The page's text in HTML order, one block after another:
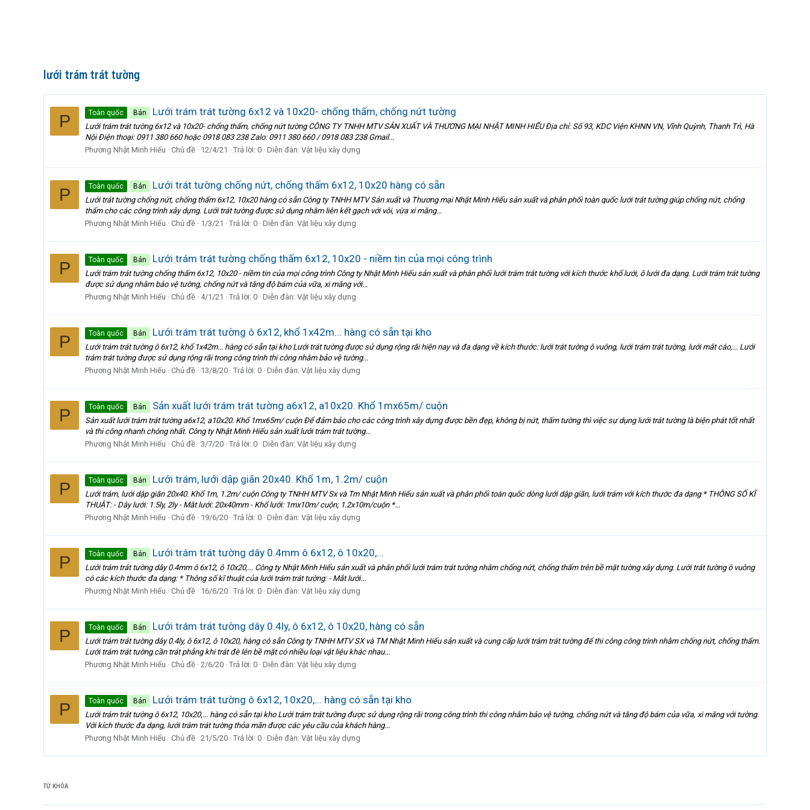
lưới trám trát tường
P Toàn quốc Bán Lưới trám trát tường 6x12 và 10x20- chống thấm, chống nứt tường
Lưới trám trát tường 6x12 và 10x20- chống thấm, chống nứt tường CÔNG TY TNHH MTV SẢN XUẤT VÀ THƯƠNG MẠI NHẬT MINH HIẾU Địa chỉ: Số 93, KDC Viện KHNN VN, Vĩnh Quỳnh, Thanh Trì, Hà
Nội Điện thoại: 0911 380 660 hoặc 0918 083 238 Zalo: 0911 380 660 / 0918 083 238 Gmail...
Phương Nhật Minh Hiếu
Chủ đề 12/4/21 Trả lời: 0 Diễn đàn: Vật liệu xây dựng
P Toàn quốc Bán Lưới trát tường chống nứt, chống thấm 6x12, 10x20 hàng có sẵn
Lưới trát tường chống nứt, chống thấm 6x12, 10x20 hàng có sẵn Công ty TNHH MTV Sản xuất và Thương mại Nhật Minh Hiếu sản xuất và phân phối toàn quốc lưới trát tường giúp chống nứt, chống
thấm cho các công trình xây dựng. Lưới trát tường được sử dụng nhằm liên kết gạch với vôi, vừa xi măng...
Phương Nhật Minh Hiếu
Chủ đề 1/3/21 Trả lời: 0 Diễn đàn: Vật liệu xây dựng
P Toàn quốc Bán Lưới trám trát tường chống thấm 6x12, 10x20 - niềm tin của mọi công trình
Lưới trám trát tường chống thấm 6x12, 10x20 - niềm tin của mọi công trình Công ty Nhật Minh Hiếu sản xuất và phân phối lưới trám trát tường với kích thước khổ lưới, ô lưới đa dạng. Lưới trám trát tường
được sử dụng nhằm bảo vệ tường, chống nứt và tăng độ bám của vữa, xi măng với...
Phương Nhật Minh Hiếu
Chủ đề 4/1/21 Trả lời: 0 Diễn đàn: Vật liệu xây dựng
P Toàn quốc Bán Lưới trám trát tường ô 6x12, khổ 1x42m... hàng có sẵn tại kho
Lưới trám trát tường ô 6x12, khổ 1x42m... hàng có sẵn tại kho Lưới trát tường được sử dụng rộng rãi hiện nay và đa dạng về kích thước: lưới trát tường ô vuông, lưới trám trát tường, lưới mắt cáo,... Lưới
trám trát tường được sử dụng rộng rãi trong công trình thi công nhằm bảo vệ tường...
Phương Nhật Minh Hiếu
Chủ đề 13/8/20 Trả lời: 0 Diễn đàn: Vật liệu xây dựng
P Toàn quốc Bán Sản xuất lưới trám trát tường a6x12, a10x20. Khổ 1mx65m/ cuộn
Sản xuất lưới trám trát tường a6x12, a10x20. Khổ 1mx65m/ cuộn Để đảm bảo cho các công trình xây dựng được bền đẹp, không bị nứt, thấm tường thì việc sự dụng lưới trát tường là biện phát tốt nhất
và thi công nhanh chóng nhất. Công ty Nhật Minh Hiếu sản xuất lưới trám trát tường...
Phương Nhật Minh Hiếu
Chủ đề 3/7/20 Trả lời: 0 Diễn đàn: Vật liệu xây dựng
P Toàn quốc Bán Lưới trám, lưới dập giãn 20x40. Khổ 1m, 1.2m/ cuộn
Lưới trám, lưới dập giãn 20x40. Khổ 1m, 1.2m/ cuộn Công ty TNHH MTV Sx và Tm Nhật Minh Hiếu sản xuất và phân phối toàn quốc dòng lưới dập giãn, lưới trám với kích thước đa dạng * THÔNG SỐ KĨ
THUẬT: - Dây lưới: 1.5ly, 2ly - Mắt lưới: 20x40mm - Khổ lưới: 1mx10m/ cuộn; 1.2x10m/cuộn *...
Phương Nhật Minh Hiếu
Chủ đề 19/6/20 Trả lời: 0 Diễn đàn: Vật liệu xây dựng
P Toàn quốc Bán Lưới trám trát tường dây 0.4mm ô 6x12, ô 10x20,...
Lưới trám trát tường dây 0.4mm ô 6x12, ô 10x20,... Công ty Nhật Minh Hiếu sản xuất và phân phối lưới trám trát tường nhằm chống nứt, chống thấm trên bề mặt tường xây dựng. Lưới trát tường ô vuông
có các kích thước đa dạng: * Thông số kĩ thuật của lưới trám trát tường: - Mắt lưới...
Phương Nhật Minh Hiếu
Chủ đề 16/6/20 Trả lời: 0 Diễn đàn: Vật liệu xây dựng
P Toàn quốc Bán Lưới trám trát tường dây 0.4ly, ô 6x12, ô 10x20, hàng có sẵn
Lưới trám trát tường dây 0.4ly, ô 6x12, ô 10x20, hàng có sẵn Công ty TNHH MTV SX và TM Nhật Minh Hiếu sản xuất và cung cấp lưới trám trát tường để thi công công trình nhằm chống nứt, chống thấm.
Lưới trám trát tường cần trát phẳng khi trát đè lên bề mặt có nhiều loại vật liệu khác nhau...
Phương Nhật Minh Hiếu
Chủ đề 2/6/20 Trả lời: 0 Diễn đàn: Vật liệu xây dựng
P Toàn quốc Bán Lưới trám trát tường ô 6x12, 10x20,... hàng có sẵn tại kho
Lưới trám trát tường ô 6x12, 10x20,... hàng có sẵn tại kho Lưới trám trát tường được sử dụng rộng rãi trong công trình thi công nhằm bảo vệ tường, chống nứt và tăng độ bám của vữa, xi măng với tường.
Với kích thước đa dạng, lưới trám trát tường thỏa mãn được các yêu cầu của khách hàng...
Phương Nhật Minh Hiếu
Chủ đề 21/5/20 Trả lời: 0 Diễn đàn: Vật liệu xây dựng
TỪ KHÓA